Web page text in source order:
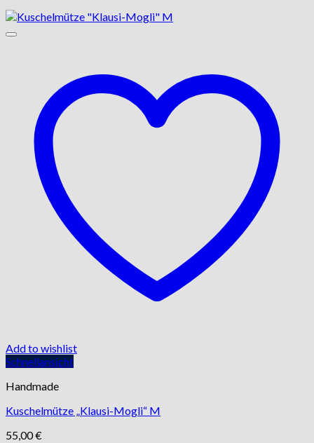
Add to wishlist
Schnellansicht
Handmade
Kuschelmütze „Klausi-Mogli“ M
55,00€